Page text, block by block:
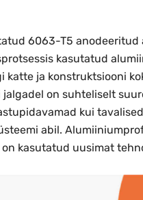
6063-T5
kasutatud
katte ja konstruktsiooni
on suhteliselt
kui
abil.
kasutatud uusimat